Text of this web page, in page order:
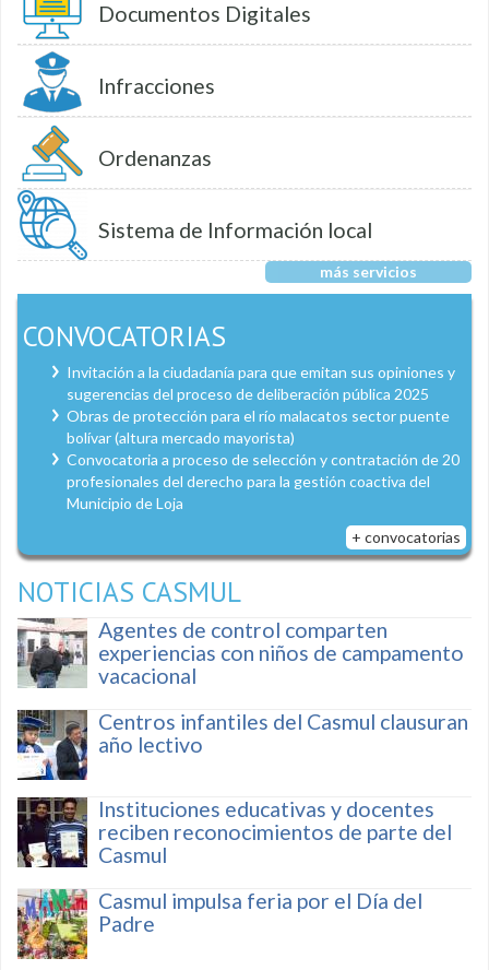
Documentos Digitales
Infracciones
Ordenanzas
Sistema de Información local
más servicios
CONVOCATORIAS
Invitación a la ciudadanía para que emitan sus opiniones y
sugerencias del proceso de deliberación pública 2025
Obras de protección para el río malacatos sector puente
bolívar (altura mercado mayorista)
Convocatoria a proceso de selección y contratación de 20
profesionales del derecho para la gestión coactiva del
Municipio de Loja
+ convocatorias
NOTICIAS CASMUL
Agentes de control comparten
experiencias con niños de campamento
vacacional
Centros infantiles del Casmul clausuran
año lectivo
Instituciones educativas y docentes
reciben reconocimientos de parte del
Casmul
Casmul impulsa feria por el Día del
Padre